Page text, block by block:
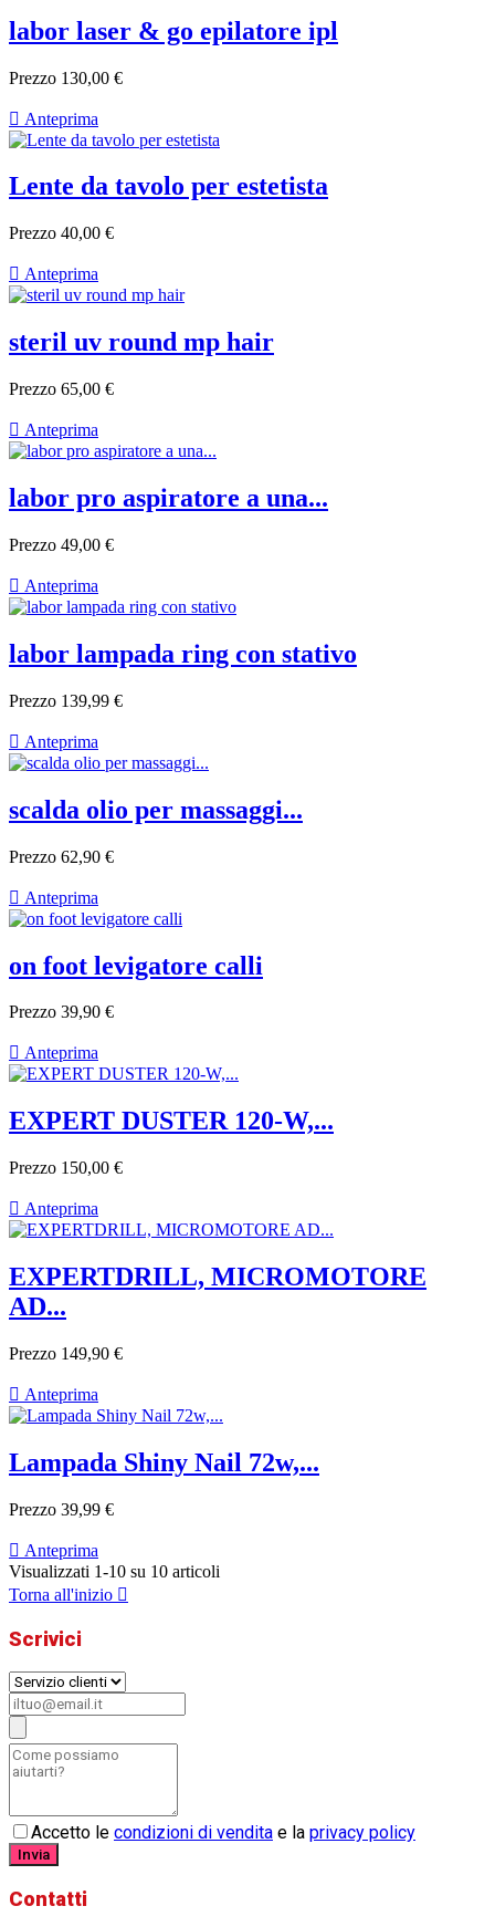
labor laser & go epilatore ipl
Prezzo 130,00 €
 Anteprima
Lente da tavolo per estetista
Prezzo 40,00 €
 Anteprima
steril uv round mp hair
Prezzo 65,00 €
 Anteprima
labor pro aspiratore a una...
Prezzo 49,00 €
 Anteprima
labor lampada ring con stativo
Prezzo 139,99 €
 Anteprima
scalda olio per massaggi...
Prezzo 62,90 €
 Anteprima
on foot levigatore calli
Prezzo 39,90 €
 Anteprima
EXPERT DUSTER 120-W,...
Prezzo 150,00 €
 Anteprima
EXPERTDRILL, MICROMOTORE
AD...
Prezzo 149,90 €
 Anteprima
Lampada Shiny Nail 72w,...
Prezzo 39,99 €
 Anteprima
Visualizzati 1-10 su 10 articoli
Torna all'inizio 
Scrivici
Accetto le condizioni di vendita e la privacy policy
Invia
Contatti